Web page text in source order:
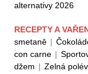
alternativy 2026
RECEPTY A
smetaně |
con carne |
džem | Zelná